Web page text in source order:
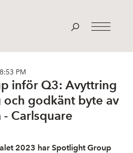
PM
inför Q3: Avyttring
godkänt byte av
Carlsquare
2023 har Spotlight Group